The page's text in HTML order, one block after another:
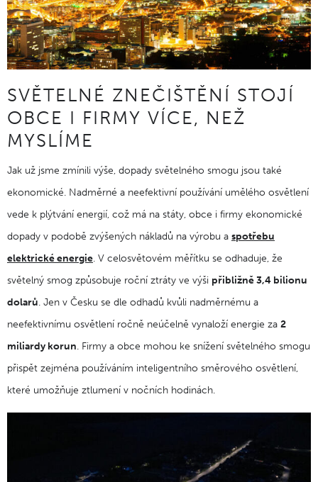
SVĚTELNÉ ZNEČIŠTĚNÍ STOJÍ
OBCE I FIRMY VÍCE, NEŽ
MYSLÍME
Jak už jsme zmínili výše, dopady světelného smogu jsou také
ekonomické. Nadměrné a neefektivní používání umělého osvětlení
vede k plýtvání energií, což má na státy, obce i firmy ekonomické
dopady v podobě zvýšených nákladů na výrobu a spotřebu
elektrické energie. V celosvětovém měřítku se odhaduje, že
světelný smog způsobuje roční ztráty ve výši přibližně 3,4 bilionu
dolarů. Jen v Česku se dle odhadů kvůli nadměrnému a
neefektivnímu osvětlení ročně neúčelně vynaloží energie za 2
miliardy korun. Firmy a obce mohou ke snížení světelného smogu
přispět zejména používáním inteligentního směrového osvětlení,
které umožňuje ztlumení v nočních hodinách.